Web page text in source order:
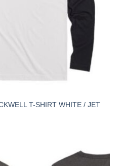
T-SHIRT WHITE / JET